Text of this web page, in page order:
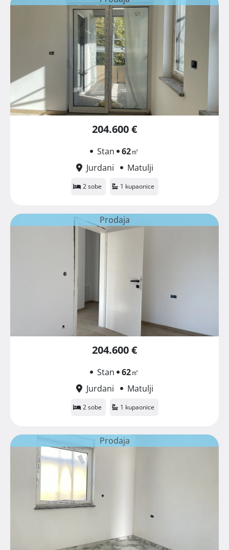
204.600 €
Stan 62㎡
Jurdani
Matulji
2 sobe 1 kupaonice
Prodaja
204.600 €
Stan 62㎡
Jurdani
Matulji
2 sobe 1 kupaonice
Prodaja